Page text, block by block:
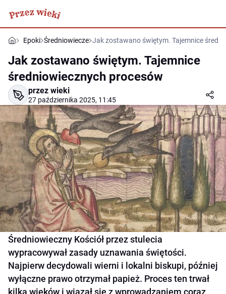
Epoki Średniowiecze Jak zostawano świętym. Tajemnice
Jak zostawano świętym. Tajemnice
średniowiecznych procesów
przez wieki
27 października 2025, 11:45
Średniowieczny Kościół przez stulecia
wypracowywał zasady uznawania świętości.
Najpierw decydowali wierni i lokalni biskupi, później
wyłączne prawo otrzymał papież. Proces ten trwał
kilka wieków i wiązał się z wprowadzaniem coraz